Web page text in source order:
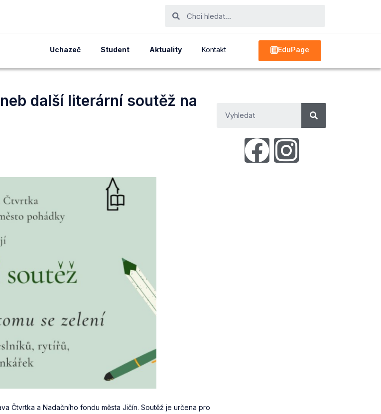
Uchazeč Student Aktuality Kontakt EduPage
další literární soutěž na
Čtvrtka a Nadačního fondu města Jičín. Soutěž je určena pro